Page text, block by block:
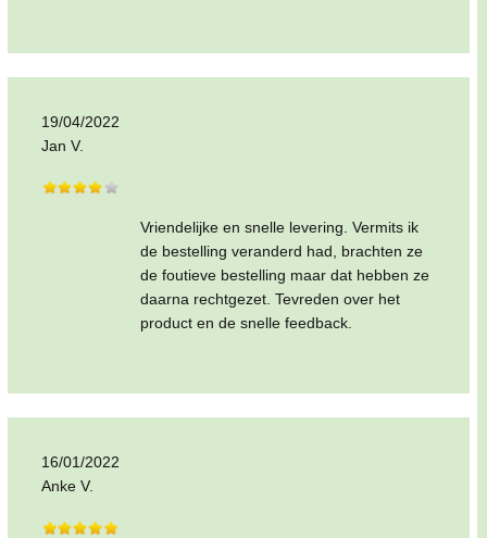
19/04/2022
Jan V.
Vriendelijke en snelle levering. Vermits ik
de bestelling veranderd had, brachten ze
de foutieve bestelling maar dat hebben ze
daarna rechtgezet. Tevreden over het
product en de snelle feedback.
16/01/2022
Anke V.